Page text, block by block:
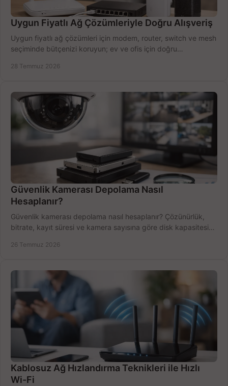
Uygun Fiyatlı Ağ Çözümleriyle Doğru Alışveriş
Uygun fiyatlı ağ çözümleri için modem, router, switch ve mesh
seçiminde bütçenizi koruyun; ev ve ofis için doğru
28 Temmuz 2026
Güvenlik Kamerası Depolama Nasıl
Hesaplanır?
Güvenlik kamerası depolama nasıl hesaplanır? Çözünürlük,
bitrate, kayıt süresi ve kamera sayısına göre disk kapasitesini
26 Temmuz 2026
Kablosuz Ağ Hızlandırma Teknikleri ile Hızlı
Wi-Fi